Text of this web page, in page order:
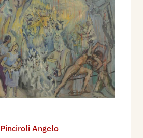
Pinciroli Angelo